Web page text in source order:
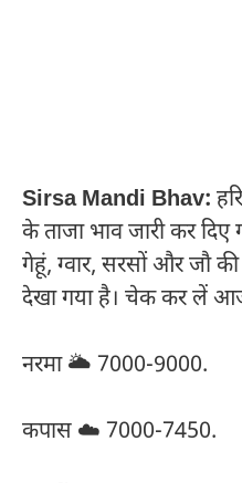
Sirsa Mandi Bhav:
के ताजा भाव जारी कर
गेहूं, ग्वार, सरसों और जौ
देखा गया है। चेक कर लें
नरमा 🌥️ 7000-9000.
कपास ☁️ 7000-7450.